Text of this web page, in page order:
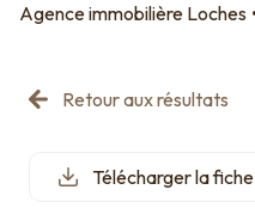
Agence immobilière Loches
Retour aux résultats
Télécharger la fiche